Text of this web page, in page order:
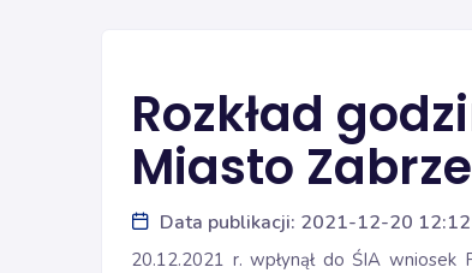
Rozkład
Miasto
Data publikacji: 2021-12-20 12:12
20.12.2021 r. wpłynął do ŚIA wniosek